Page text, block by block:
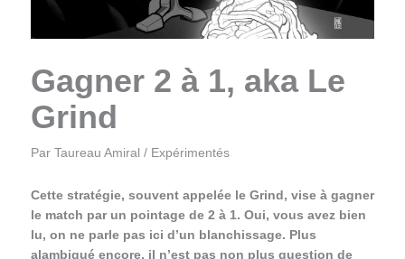
Gagner 2 à 1, aka Le
Grind
Par Taureau Amiral / Expérimentés
Cette stratégie, souvent appelée le Grind, vise à gagner
le match par un pointage de 2 à 1. Oui, vous avez bien
lu, on ne parle pas ici d’un blanchissage. Plus
alambiqué encore, il n’est pas non plus question de